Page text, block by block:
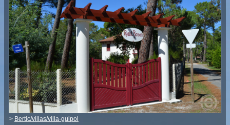
> Bertic/villas/villa-guipol